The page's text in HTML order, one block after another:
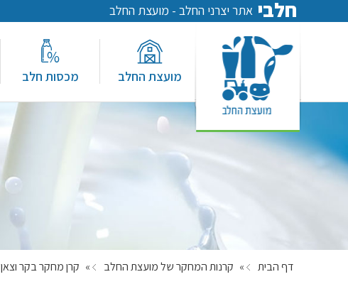
חלבי אתר יצרני החלב - מועצת החלב
מועצת החלב מכסות חלב
דף הבית » קרנות המחקר של מועצת החלב » קרן מחקר בקר וצאן